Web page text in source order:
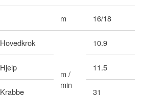
m 16/18
Hovedkrok
m /
min
10.9
Hjelp 11.5
Krabbe 31